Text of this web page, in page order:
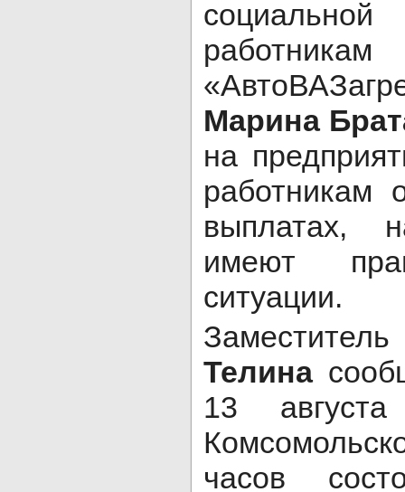
работникам
Марина
на
работникам
выплатах,
имеют
ситуации.
Телина
13
часов